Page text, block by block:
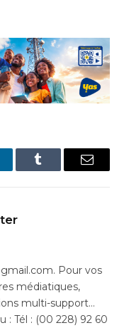
Tumblr Email
Pour vos
médiatiques,
multi-support…
: Tél : (00 228) 92 60